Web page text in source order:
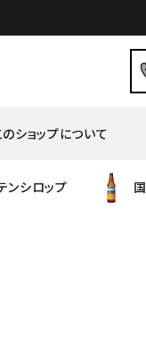
のショップについて
ンシロップ